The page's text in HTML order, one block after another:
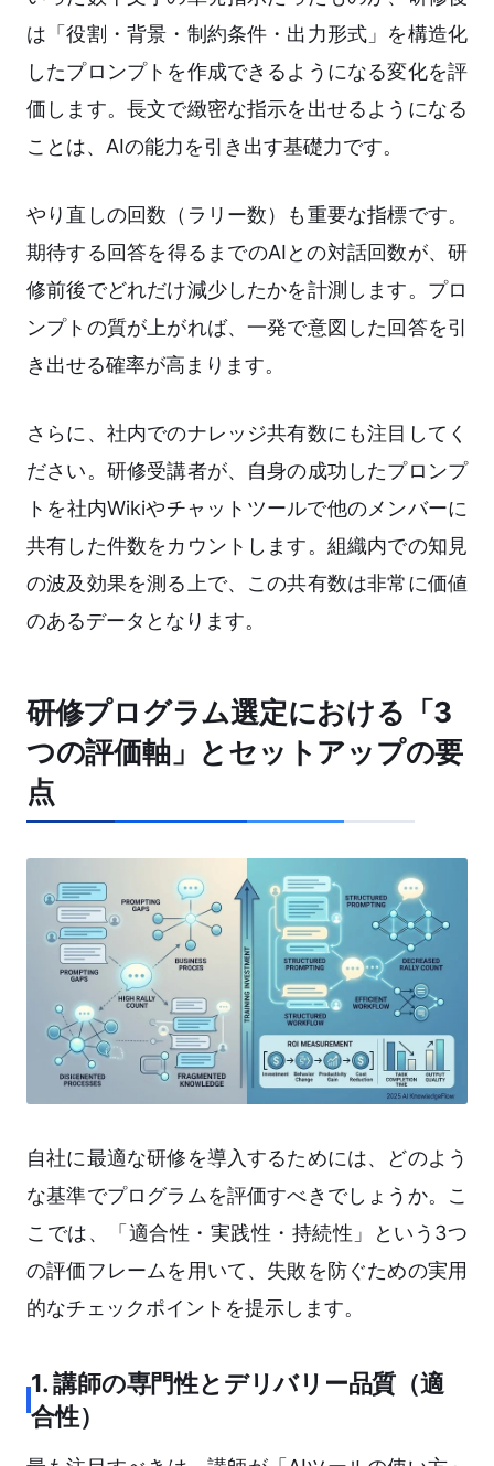
は「役割・背景・制約条件・出力形式」を構造化
したプロンプトを作成できるようになる変化を評
価します。長文で緻密な指示を出せるようになる
ことは、AIの能力を引き出す基礎力です。
やり直しの回数（ラリー数）も重要な指標です。
期待する回答を得るまでのAIとの対話回数が、研
修前後でどれだけ減少したかを計測します。プロ
ンプトの質が上がれば、一発で意図した回答を引
き出せる確率が高まります。
さらに、社内でのナレッジ共有数にも注目してく
ださい。研修受講者が、自身の成功したプロンプ
トを社内Wikiやチャットツールで他のメンバーに
共有した件数をカウントします。組織内での知見
の波及効果を測る上で、この共有数は非常に価値
のあるデータとなります。
研修プログラム選定における「3
つの評価軸」とセットアップの要
点
自社に最適な研修を導入するためには、どのよう
な基準でプログラムを評価すべきでしょうか。こ
こでは、「適合性・実践性・持続性」という3つ
の評価フレームを用いて、失敗を防ぐための実用
的なチェックポイントを提示します。
1. 講師の専門性とデリバリー品質（適
合性）